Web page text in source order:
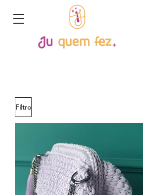
Filtro